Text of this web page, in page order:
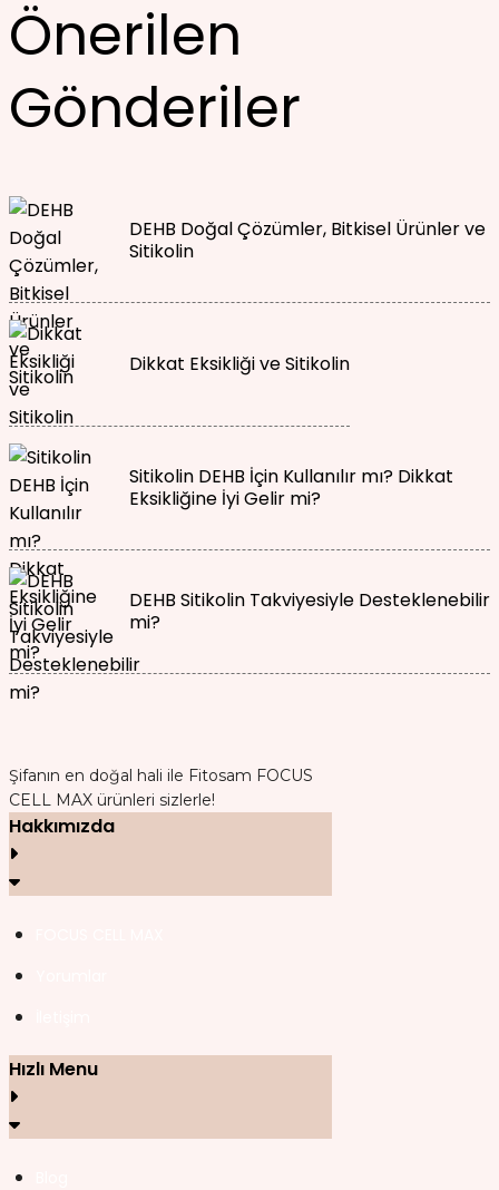
Önerilen
Gönderiler
DEHB Doğal Çözümler, Bitkisel Ürünler ve
Sitikolin
Dikkat Eksikliği ve Sitikolin
Sitikolin DEHB İçin Kullanılır mı? Dikkat
Eksikliğine İyi Gelir mi?
DEHB Sitikolin Takviyesiyle Desteklenebilir
mi?
Şifanın en doğal hali ile Fitosam FOCUS
CELL MAX ürünleri sizlerle!
Hakkımızda
Hızlı Menu